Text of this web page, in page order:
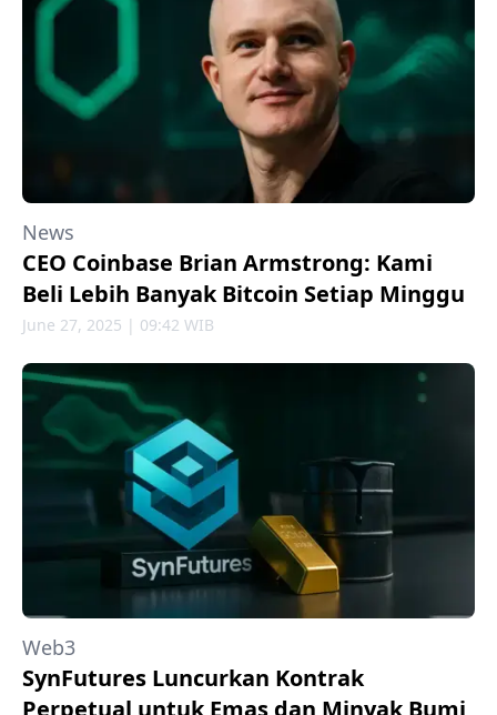
News
CEO Coinbase Brian Armstrong: Kami
Beli Lebih Banyak Bitcoin Setiap Minggu
June 27, 2025 | 09:42 WIB
Web3
SynFutures Luncurkan Kontrak
Perpetual untuk Emas dan Minyak Bumi